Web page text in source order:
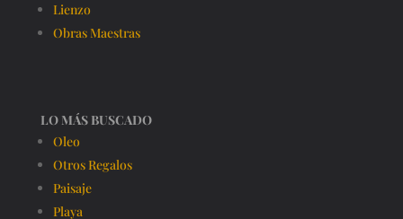
Lienzo
Obras Maestras
LO MÁS BUSCADO
Oleo
Otros Regalos
Paisaje
Playa